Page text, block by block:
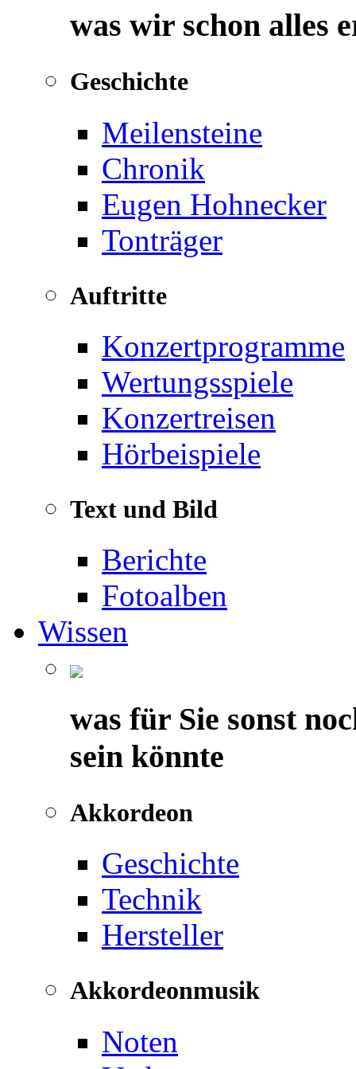
was wir schon alles
Geschichte
Meilensteine
Chronik
Eugen Hohnecker
Tonträger
Auftritte
Konzertprogramme
Wertungsspiele
Konzertreisen
Hörbeispiele
Text und Bild
Berichte
Fotoalben
Wissen
was für Sie sonst
sein könnte
Akkordeon
Geschichte
Technik
Hersteller
Akkordeonmusik
Noten